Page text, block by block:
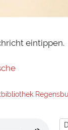
eintippen.